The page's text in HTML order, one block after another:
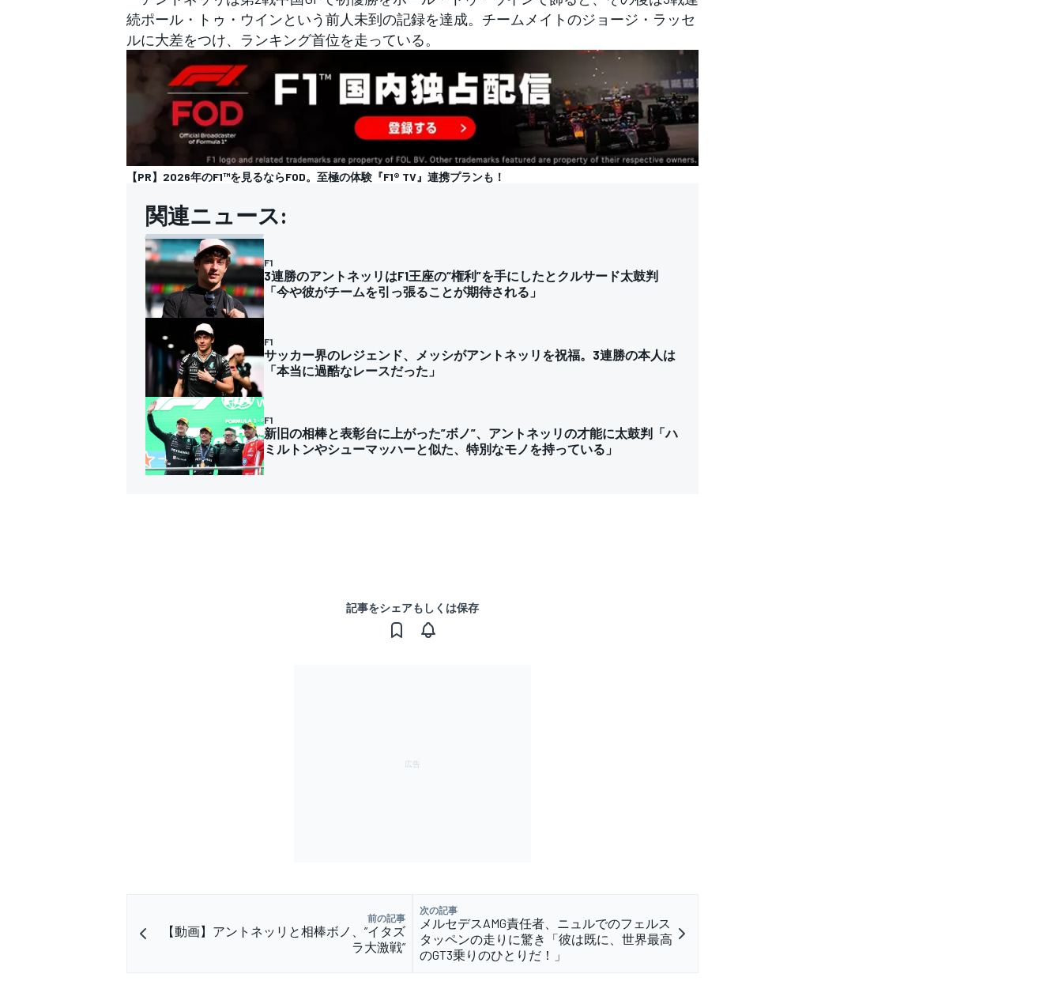
続ポール・トゥ・ウインという前人未到の記録を達成。チームメイトのジョージ・ラッセ
ルに大差をつけ、ランキング首位を走っている。
【PR】2026年のF1™︎を見るならFOD。至極の体験『F1® TV』連携プランも！
関連ニュース:
F1
3連勝のアントネッリはF1王座の“権利”を手にしたとクルサード太鼓判
「今や彼がチームを引っ張ることが期待される」
F1
サッカー界のレジェンド、メッシがアントネッリを祝福。3連勝の本人は
「本当に過酷なレースだった」
F1
新旧の相棒と表彰台に上がった”ボノ”、アントネッリの才能に太鼓判「ハ
ミルトンやシューマッハーと似た、特別なモノを持っている」
記事をシェアもしくは保存
前の記事
【動画】アントネッリと相棒ボノ、”イタズ
ラ大激戦”
次の記事
メルセデスAMG責任者、ニュルでのフェルス
タッペンの走りに驚き「彼は既に、世界最高
のGT3乗りのひとりだ！」